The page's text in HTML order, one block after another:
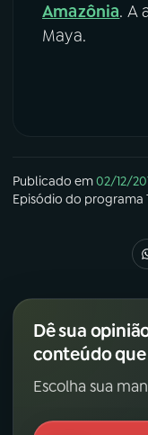
Amazônia. A
Maya.
Publicado em02/12/
Episódio do programa
Dê sua
conteúdo que
Escolha sua